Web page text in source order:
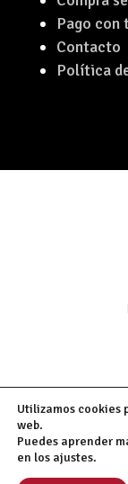
Pago con
Contacto
Política
Utilizamos cookies
web.
Puedes aprender
en los ajustes.